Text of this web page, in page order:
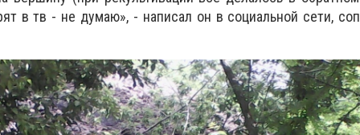
в тв - не думаю», - написал он в социальной сети,